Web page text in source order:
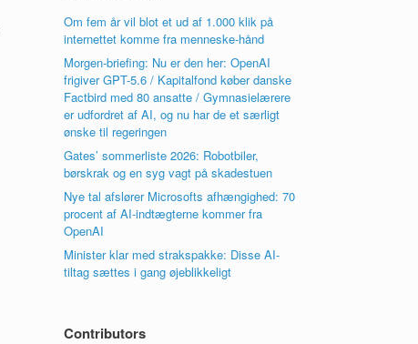
Om fem år vil blot et ud af 1.000 klik på
internettet komme fra menneske-hånd
Morgen-briefing: Nu er den her: OpenAI
frigiver GPT-5.6 / Kapitalfond køber danske
Factbird med 80 ansatte / Gymnasielærere
er udfordret af AI, og nu har de et særligt
ønske til regeringen
Gates’ sommerliste 2026: Robotbiler,
børskrak og en syg vagt på skadestuen
Nye tal afslører Microsofts afhængighed: 70
procent af AI-indtægterne kommer fra
OpenAI
Minister klar med strakspakke: Disse AI-
tiltag sættes i gang øjeblikkeligt
Contributors